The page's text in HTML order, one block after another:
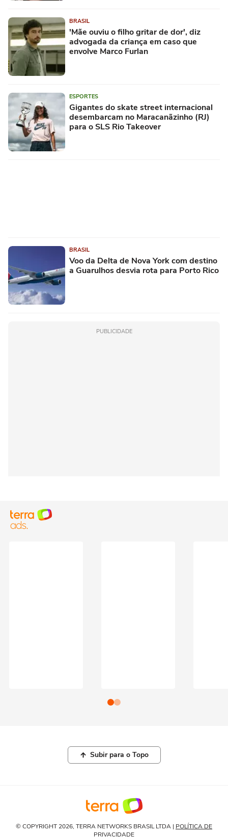
BRASIL
'Mãe ouviu o filho gritar de dor', diz
advogada da criança em caso que
envolve Marco Furlan
ESPORTES
Gigantes do skate street internacional
desembarcam no Maracanãzinho (RJ)
para o SLS Rio Takeover
BRASIL
Voo da Delta de Nova York com destino
a Guarulhos desvia rota para Porto Rico
PUBLICIDADE
Subir para o Topo
© COPYRIGHT 2026, TERRA NETWORKS BRASIL LTDA | POLÍTICA DE
PRIVACIDADE